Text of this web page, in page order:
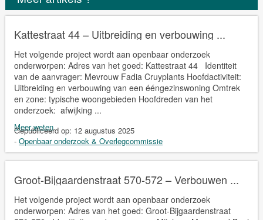
Kattestraat 44 – Uitbreiding en verbouwing ...
Het volgende project wordt aan openbaar onderzoek
onderworpen: Adres van het goed: Kattestraat 44 Identiteit
van de aanvrager: Mevrouw Fadia Cruyplants Hoofdactiviteit:
Uitbreiding en verbouwing van een ééngezinswoning Omtrek
en zone: typische woongebieden Hoofdreden van het
onderzoek: afwijking ...
Meer weten
Gepubliceerd op: 12 augustus 2025
- Openbaar onderzoek & Overlegcommissie
Groot-Bijgaardenstraat 570-572 – Verbouwen ...
Het volgende project wordt aan openbaar onderzoek
onderworpen: Adres van het goed: Groot-Bijgaardenstraat